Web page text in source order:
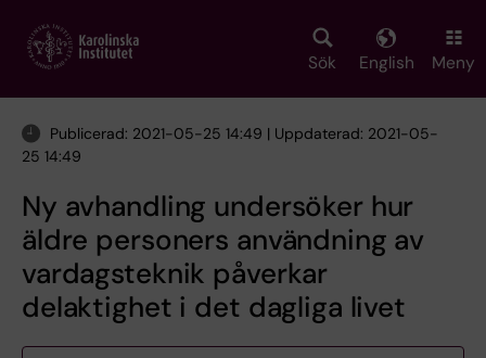
main
Sök English Meny
Publicerad: 2021-05-25 14:49 | Uppdaterad: 2021-05-
25 14:49
Ny avhandling undersöker hur
äldre personers användning av
vardagsteknik påverkar
delaktighet i det dagliga livet